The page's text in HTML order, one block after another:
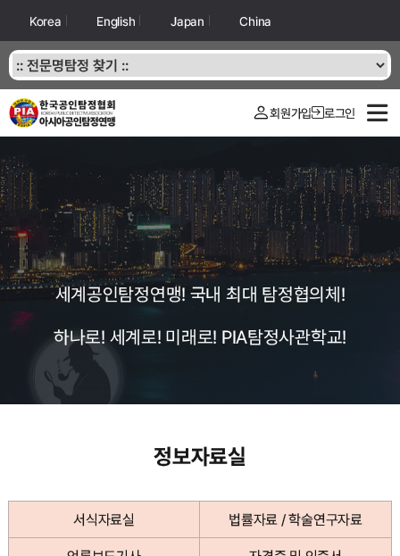
Korea English Japan China
회원가입 로그인
세계공인탐정연맹! 국내 최대 탐정협의체!
하나로! 세계로! 미래로! PIA탐정사관학교!
정보자료실
서식자료실 법률자료 / 학술연구자료